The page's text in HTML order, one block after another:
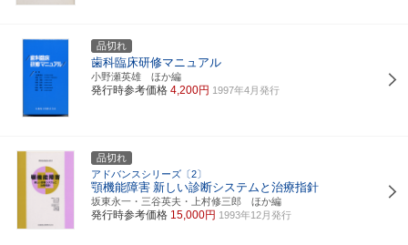
品切れ
歯科臨床研修マニュアル
小野瀬英雄 ほか編
発行時参考価格 4,200円 1997年4月発行
品切れ
アドバンスシリーズ〔2〕
顎機能障害 新しい診断システムと治療指針
坂東永一・三谷英夫・上村修三郎 ほか編
発行時参考価格 15,000円 1993年12月発行